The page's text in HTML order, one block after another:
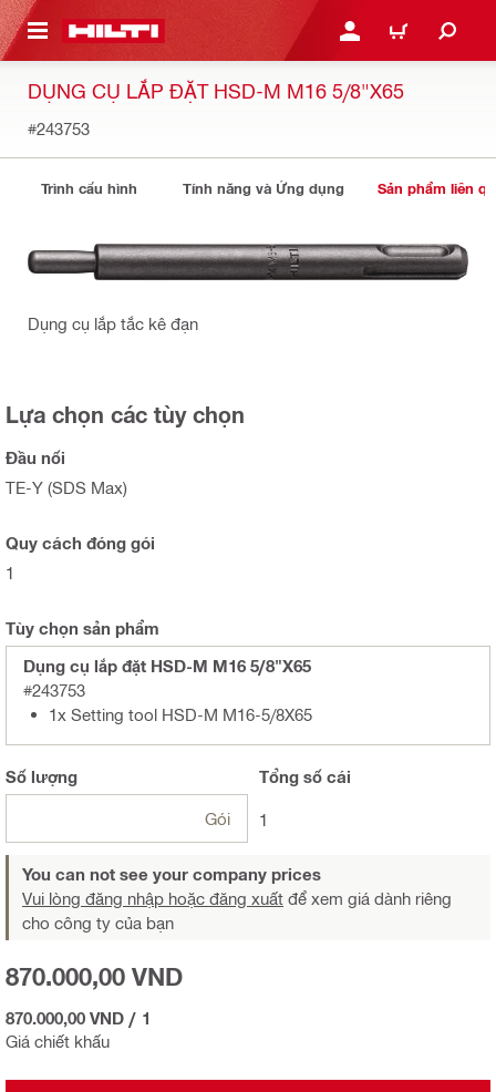
NỘI DUNG CHÍNH ĐĂNG NHẬP HOẶC
GIỎ HÀNG
DỤNG CỤ LẮP ĐẶT HSD-M M16 5/8"X65
#243753
Trình cấu hình Tính năng và Ứng dụng Sản phẩm liên
Dụng cụ lắp tắc kê đạn
Lựa chọn các tùy chọn
Đầu nối
TE-Y (SDS Max)
Quy cách đóng gói
1
Tùy chọn sản phẩm
Dụng cụ lắp đặt HSD-M M16 5/8"X65
#243753
1x Setting tool HSD-M M16-5/8X65
Số lượng
Gói
Tổng số cái
1
You can not see your company prices
Vui lòng đăng nhập hoặc đăng xuất để xem giá dành riêng
cho công ty của bạn
Giá chiết khấu
870.000,00 VND
870.000,00 VND / 1